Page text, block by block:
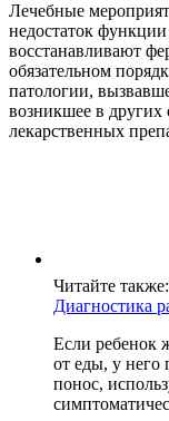
Лечебные
недостаток
восстанавливают
обязательном
патологии,
возникшее в других
лекарственных
Читайте также:
Диагностика
Если ребенок
от еды, у него
понос,